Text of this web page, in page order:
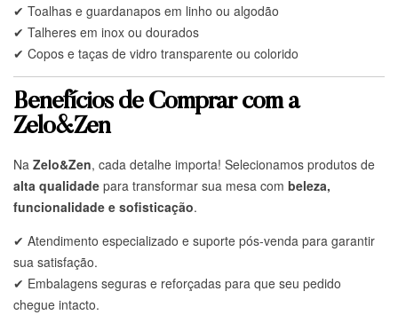
✔ Toalhas e guardanapos em linho ou algodão
✔ Talheres em inox ou dourados
✔ Copos e taças de vidro transparente ou colorido
Benefícios de Comprar com a
Zelo&Zen
Na Zelo&Zen, cada detalhe importa! Selecionamos produtos de
alta qualidade para transformar sua mesa com beleza,
funcionalidade e sofisticação.
✔ Atendimento especializado e suporte pós-venda para garantir
sua satisfação.
✔ Embalagens seguras e reforçadas para que seu pedido
chegue intacto.